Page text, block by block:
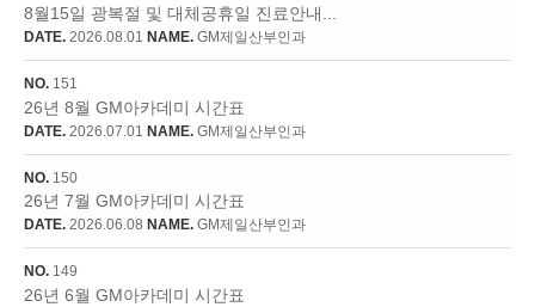
8월15일 광복절 및 대체공휴일 진료안내...
DATE. 2026.08.01 NAME. GM제일산부인과
NO. 151
26년 8월 GM아카데미 시간표
DATE. 2026.07.01 NAME. GM제일산부인과
NO. 150
26년 7월 GM아카데미 시간표
DATE. 2026.06.08 NAME. GM제일산부인과
NO. 149
26년 6월 GM아카데미 시간표